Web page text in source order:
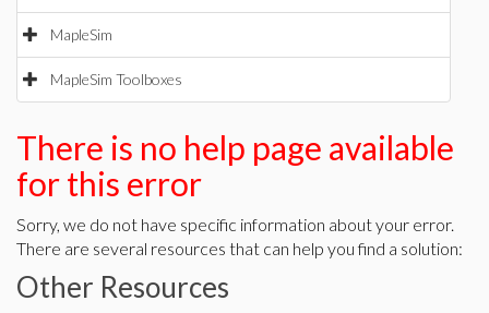
MapleSim
MapleSim Toolboxes
There is no help page available
for this error
Sorry, we do not have specific information about your error.
There are several resources that can help you find a solution:
Other Resources